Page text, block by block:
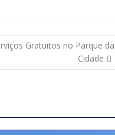
Gratuitos no Parque da
Cidade